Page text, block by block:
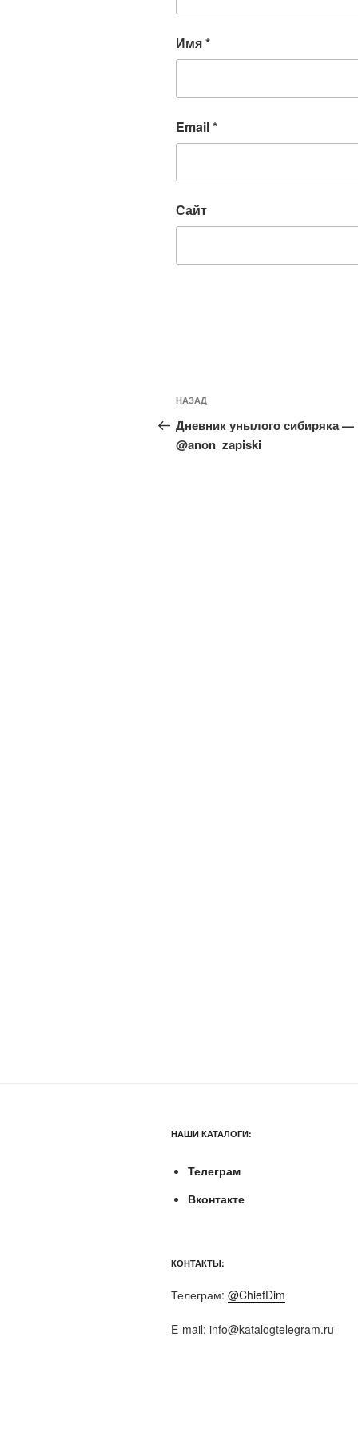
Имя*
Email*
Сайт
Навигация
по
записям
Предыдущая
запись:
НАЗАД
Дневник унылого сибиряка —
@anon_zapiski
НАШИ КАТАЛОГИ:
Телеграм
Вконтакте
КОНТАКТЫ:
Телеграм: @ChiefDim
E-mail: info@katalogtelegram.ru